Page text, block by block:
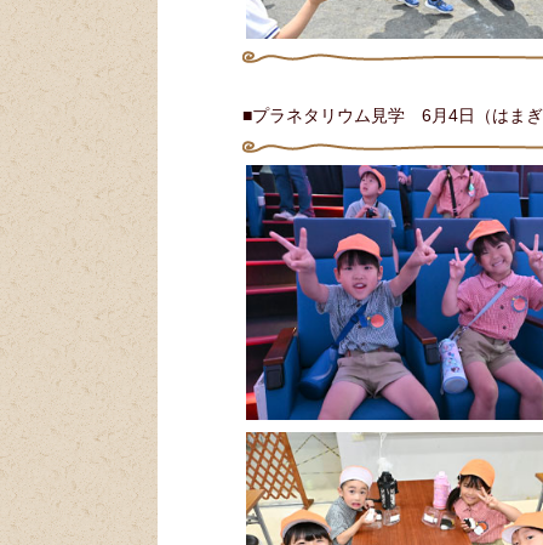
■プラネタリウム見学 6月4日（はま